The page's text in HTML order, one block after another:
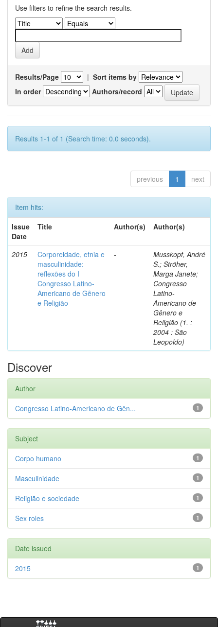
Use filters to refine the search results.
Results/Page | Sort items by
In order
Authors/record
Results 1-1 of 1 (Search time: 0.0 seconds).
previous 1 next
Item hits:
Issue
Date
Title Author(s) Author(s)
2015
Corporeidade, etnia e
masculinidade:
reflexões do I
Congresso Latino-
Americano de Gênero
e Religião
-
Musskopf, André
S.; Ströher,
Marga Janete;
Congresso
Latino-
Americano de
Gênero e
Religião (1. :
2004 : São
Leopoldo)
Discover
Author
1
Congresso Latino-Americano de Gên...
Subject
1
Corpo humano
1
Masculinidade
1
Religião e sociedade
1
Sex roles
Date issued
1
2015